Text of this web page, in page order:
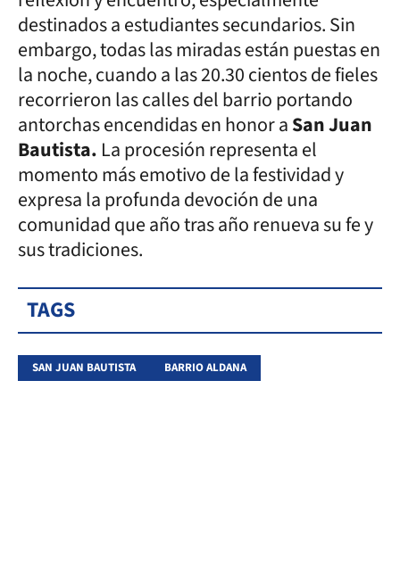
destinados a estudiantes secundarios. Sin
embargo, todas las miradas están puestas en
la noche, cuando a las 20.30 cientos de fieles
recorrieron las calles del barrio portando
antorchas encendidas en honor aSan Juan
Bautista. La procesión representa el
momento más emotivo de la festividad y
expresa la profunda devoción de una
comunidad que año tras año renueva su fe y
sus tradiciones.
TAGS
SAN JUAN BAUTISTA BARRIO ALDANA